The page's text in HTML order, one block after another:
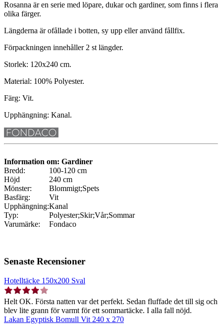
Rosanna är en serie med löpare, dukar och gardiner, som finns i flera
olika färger.
Längderna är ofållade i botten, sy upp eller använd fållfix.
Förpackningen innehåller 2 st längder.
Storlek: 120x240 cm.
Material: 100% Polyester.
Färg: Vit.
Upphängning: Kanal.
Information om: Gardiner
Bredd:
100-120 cm
Höjd
240 cm
Mönster:
Blommigt;Spets
Basfärg:
Vit
Upphängning:Kanal
Typ:
Polyester;Skir;Vår;Sommar
Varumärke:
Fondaco
Senaste Recensioner
Hotelltäcke 150x200 Sval
Helt OK. Första natten var det perfekt. Sedan fluffade det till sig och
blev lite grann för varmt för ett sommartäcke. I alla fall nöjd.
Lakan Egyptisk Bomull Vit 240 x 270